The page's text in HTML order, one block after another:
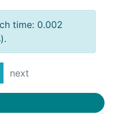
time: 0.002
next